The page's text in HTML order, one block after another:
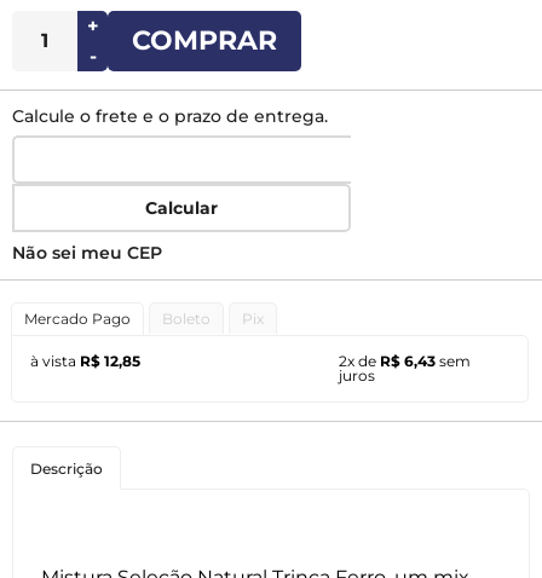
+
-
COMPRAR
Calcule o frete e o prazo de entrega.
Calcular
Não sei meu CEP
Mercado Pago Boleto Pix
à vista R$ 12,85 2x de R$ 6,43 sem
juros
Descrição